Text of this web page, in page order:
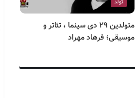
تولد
متولدین ۲۹ دی سینما ، تئاتر و
موسیقی؛ فرهاد مهراد